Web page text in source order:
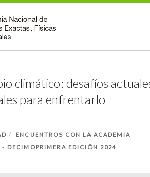
climático: desafíos
para enfrentarlo
ENCUENTROS CON LA ACADEMIA
DECIMOPRIMERA EDICIÓN 2024